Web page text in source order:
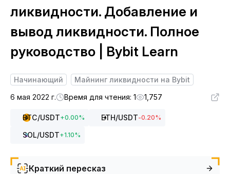
ликвидности. Добавление и
вывод ликвидности. Полное
руководство | Bybit Learn
Начинающий
Майнинг ликвидности на Bybit
6 мая 2022 г.
Время для чтения: 1 1,757
BTC/USDT+0.00% ETH/USDT-0.20%
SOL/USDT+1.10%
Краткий пересказ